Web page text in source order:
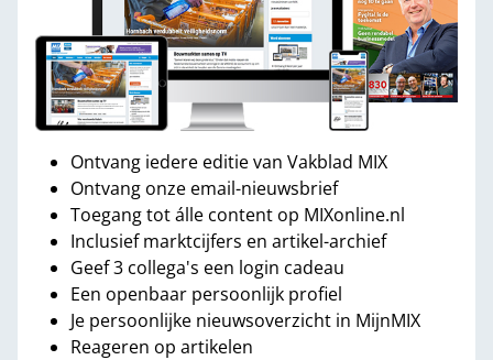
Ontvang iedere editie van Vakblad MIX
Ontvang onze email-nieuwsbrief
Toegang tot álle content op MIXonline.nl
Inclusief marktcijfers en artikel-archief
Geef 3 collega's een login cadeau
Een openbaar persoonlijk profiel
Je persoonlijke nieuwsoverzicht in MijnMIX
Reageren op artikelen